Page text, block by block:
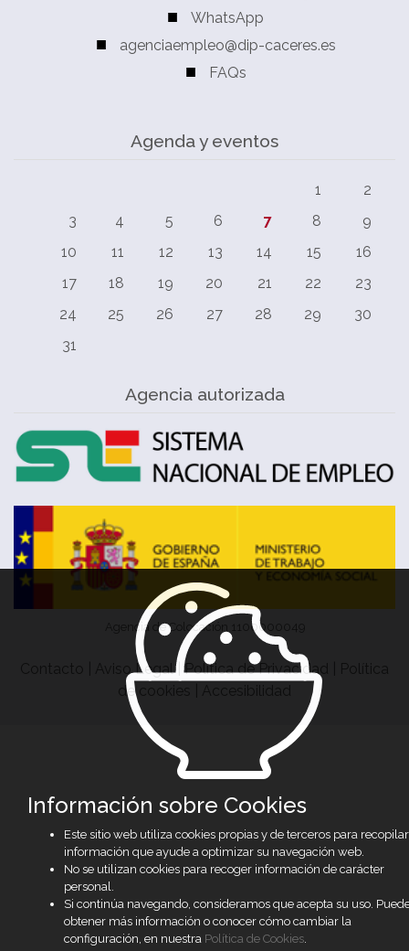
WhatsApp
agenciaempleo@dip-caceres.es
FAQs
Agenda y eventos
1
2
3
4 5 6 7 8
9
10
11 12 13 14 15
16
17
18 19 20 21 22
23
24
25 26 27 28 29
30
31
Agencia autorizada
Agencia de Colocación 1100000049
Contacto Aviso Legal|Política de Privacidad
Política
de cookies
Accesibilidad
Información sobre Cookies
Este sitio web utiliza cookies propias y de terceros para recopilar
información que ayude a optimizar su navegación web.
No se utilizan cookies para recoger información de carácter
personal.
Si continúa navegando, consideramos que acepta su uso.
obtener más información o conocer cómo cambiar la
configuración, en nuestra Política de Cookies.